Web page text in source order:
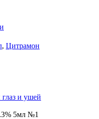
, Цитрамон
и ушей
5мл №1